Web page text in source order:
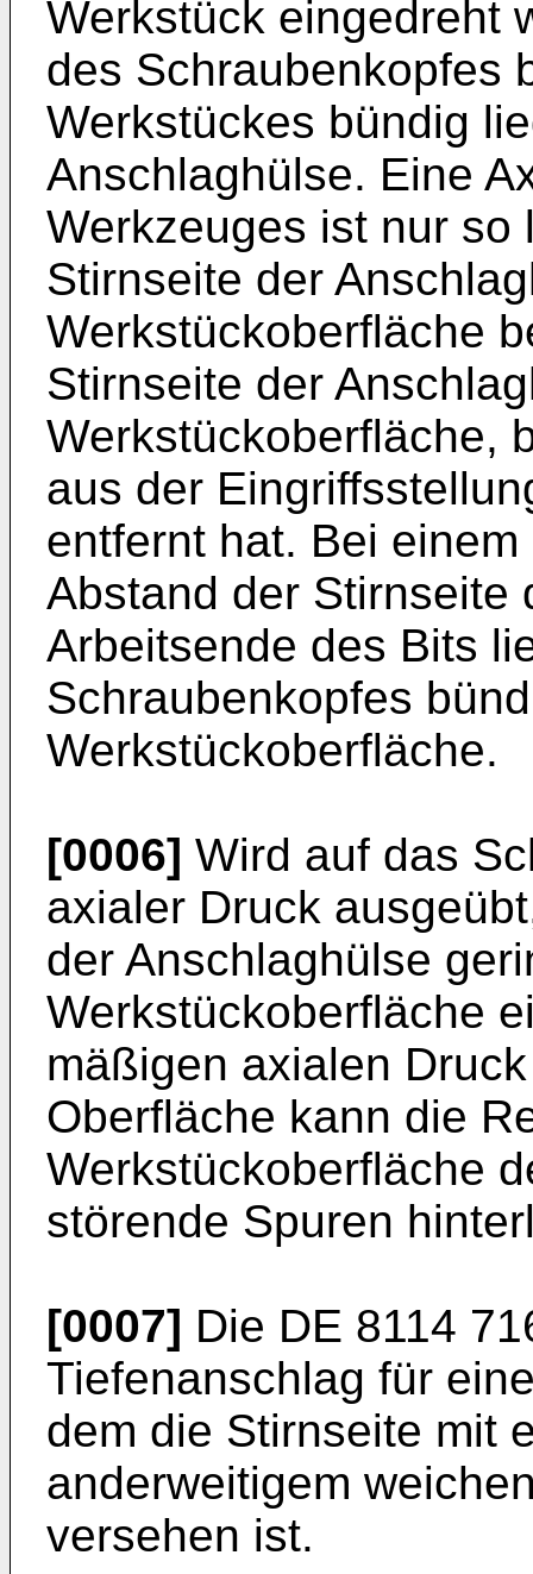
Werkstück eingedreht
des Schraubenkopfes
Werkstückes bündig
Anschlaghülse. Eine
Werkzeuges ist nur so
Stirnseite der
Werkstückoberfläche
Stirnseite der
Werkstückoberfläche,
aus der
entfernt hat. Bei
Abstand der Stirnseite
Arbeitsende des Bits
Schraubenkopfes
Werkstückoberfläche.
[0006] Wird auf das
axialer Druck
der Anschlaghülse
Werkstückoberfläche
mäßigen axialen
Oberfläche kann die
Werkstückoberfläche
störende Spuren
[0007] Die DE 8114
Tiefenanschlag für
dem die Stirnseite mit
anderweitigem
versehen ist.